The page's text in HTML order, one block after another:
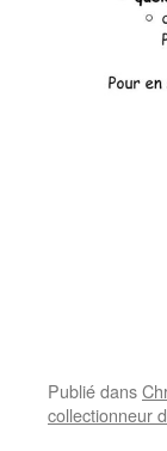
Publié dans
collectionneur